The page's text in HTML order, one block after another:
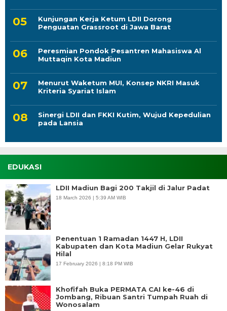
Kunjungan Kerja Ketum LDII Dorong
Penguatan Grassroot di Jawa Barat
Peresmian Pondok Pesantren Mahasiswa Al
Muttaqin Kota Madiun
Menurut Waketum MUI, Konsep NKRI Masuk
Kriteria Syariat Islam
Sinergi LDII dan FKKI Kutim, Wujud Kepedulian
pada Lansia
EDUKASI
LDII Madiun Bagi 200 Takjil di Jalur Padat
18 March 2026 | 5:39 AM WIB
Penentuan 1 Ramadan 1447 H, LDII
Kabupaten dan Kota Madiun Gelar Rukyat
Hilal
17 February 2026 | 8:18 PM WIB
Khofifah Buka PERMATA CAI ke-46 di
Jombang, Ribuan Santri Tumpah Ruah di
Wonosalam